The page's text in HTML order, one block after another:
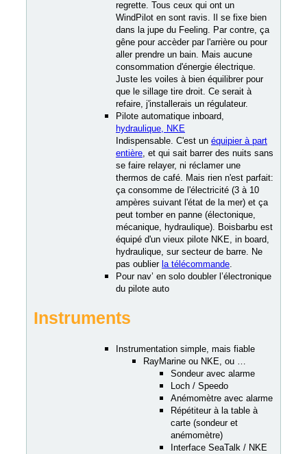
regrette. Tous ceux qui ont un
WindPilot en sont ravis. Il se fixe bien
dans la jupe du Feeling. Par contre, ça
gêne pour accèder par l'arrière ou pour
aller prendre un bain. Mais aucune
consommation d'énergie électrique.
Juste les voiles à bien équilibrer pour
que le sillage tire droit. Ce serait à
refaire, j'installerais un régulateur.
Pilote automatique inboard,
hydraulique, NKE
Indispensable. C'est un équipier à part
entière , et qui sait barrer des nuits sans
se faire relayer, ni réclamer une
thermos de café. Mais rien n'est parfait:
ça consomme de l'électricité (3 à 10
ampères suivant l'état de la mer) et ça
peut tomber en panne (électonique,
mécanique, hydraulique). Boisbarbu est
équipé d'un vieux pilote NKE, in board,
hydraulique, sur secteur de barre. Ne
pas oublier la télécommande
Pour nav’ en solo doubler l’électronique
du pilote auto
Instruments
Instrumentation simple, mais fiable
RayMarine ou NKE, ou …
Sondeur avec alarme
Loch / Speedo
Anémomètre avec alarme
Répétiteur à la table à
carte (sondeur et
anémomètre)
Interface SeaTalk / NKE